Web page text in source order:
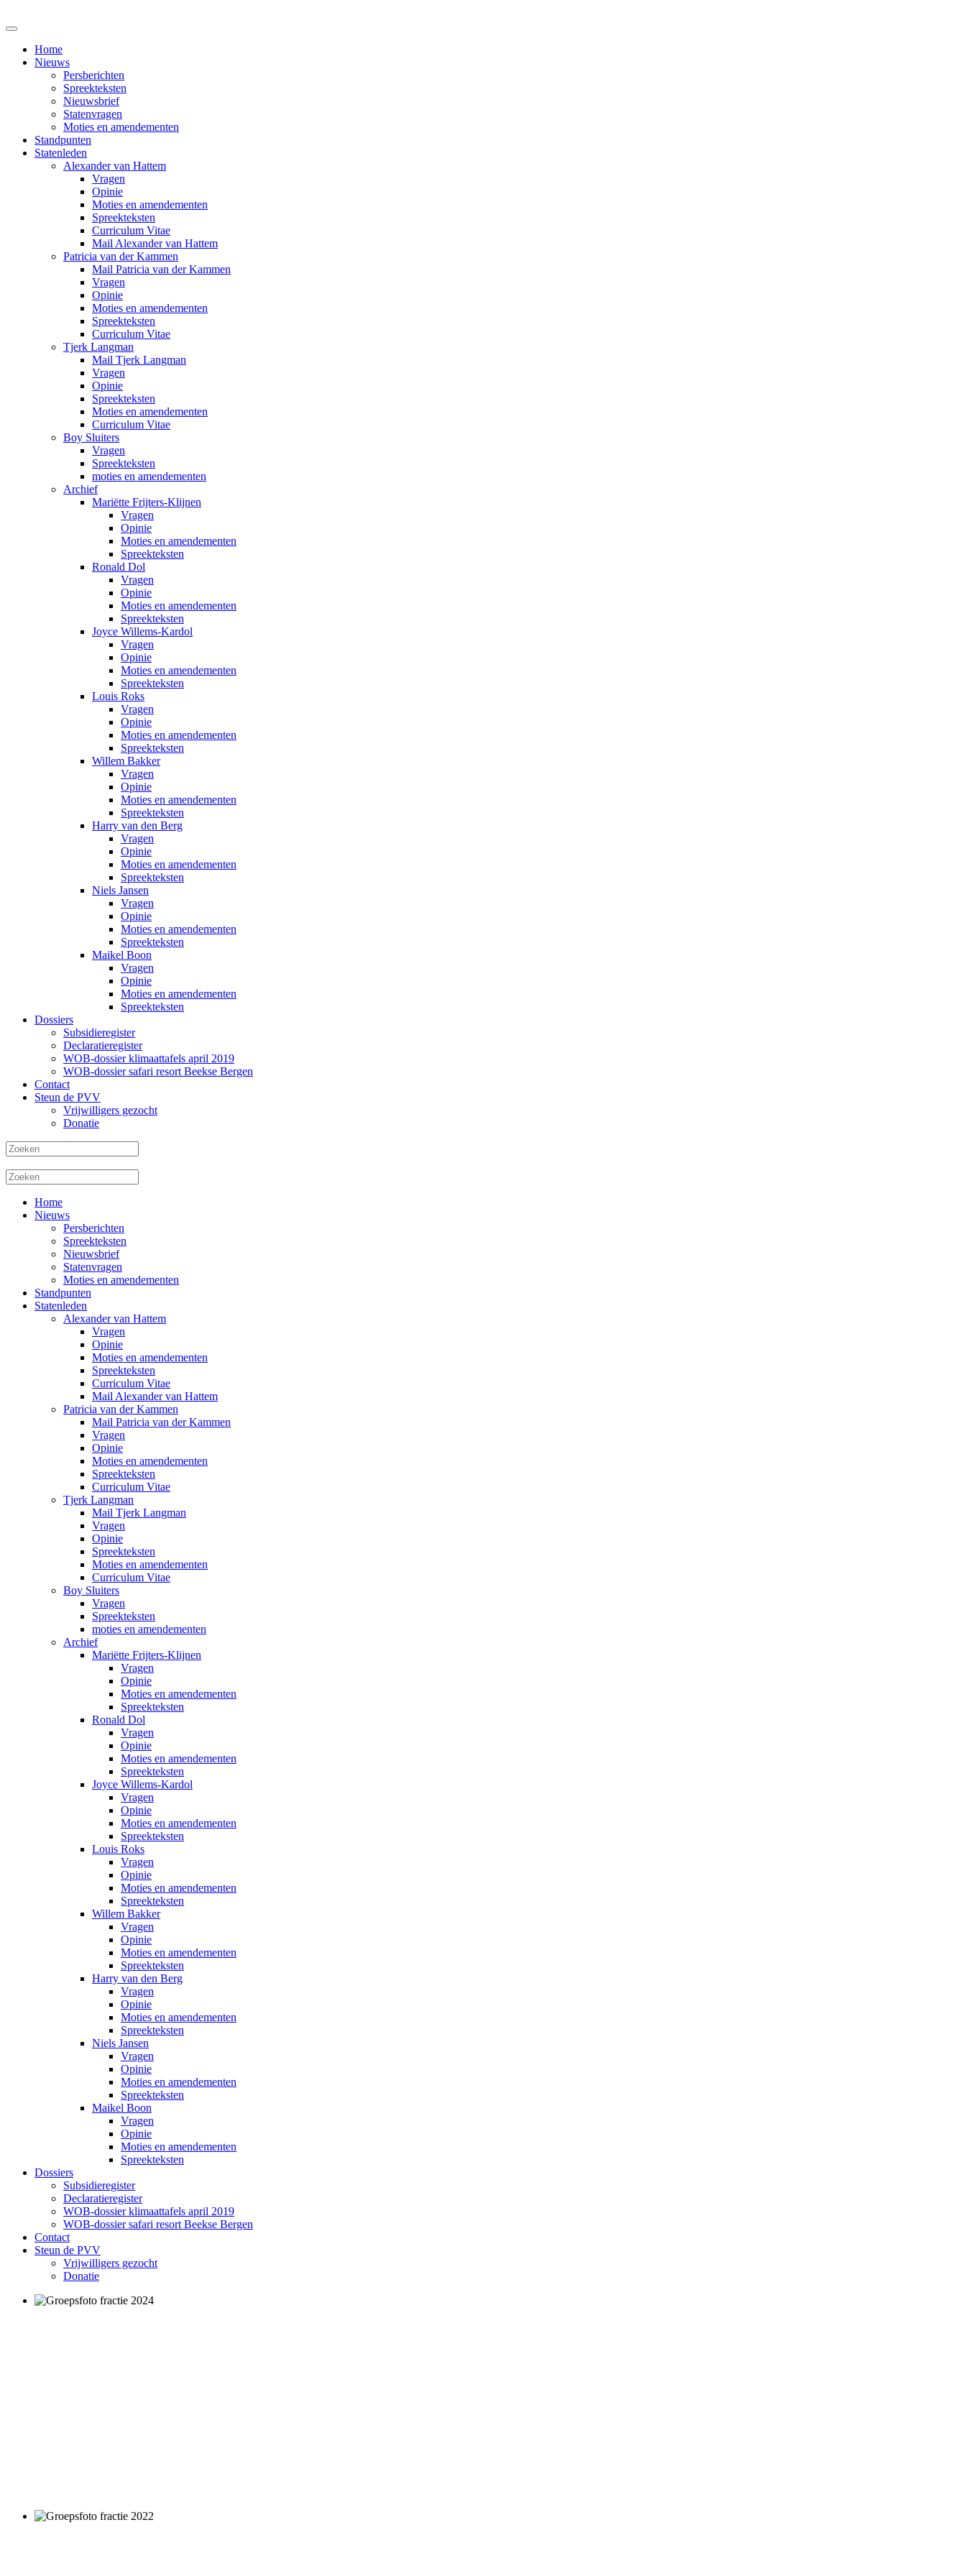
Home
Nieuws
Persberichten
Spreekteksten
Nieuwsbrief
Statenvragen
Moties en amendementen
Standpunten
Statenleden
Alexander van Hattem
Vragen
Opinie
Moties en amendementen
Spreekteksten
Curriculum Vitae
Mail Alexander van Hattem
Patricia van der Kammen
Mail Patricia van der Kammen
Vragen
Opinie
Moties en amendementen
Spreekteksten
Curriculum Vitae
Tjerk Langman
Mail Tjerk Langman
Vragen
Opinie
Spreekteksten
Moties en amendementen
Curriculum Vitae
Boy Sluiters
Vragen
Spreekteksten
moties en amendementen
Archief
Mariëtte Frijters-Klijnen
Vragen
Opinie
Moties en amendementen
Spreekteksten
Ronald Dol
Vragen
Opinie
Moties en amendementen
Spreekteksten
Joyce Willems-Kardol
Vragen
Opinie
Moties en amendementen
Spreekteksten
Louis Roks
Vragen
Opinie
Moties en amendementen
Spreekteksten
Willem Bakker
Vragen
Opinie
Moties en amendementen
Spreekteksten
Harry van den Berg
Vragen
Opinie
Moties en amendementen
Spreekteksten
Niels Jansen
Vragen
Opinie
Moties en amendementen
Spreekteksten
Maikel Boon
Vragen
Opinie
Moties en amendementen
Spreekteksten
Dossiers
Subsidieregister
Declaratieregister
WOB-dossier klimaattafels april 2019
WOB-dossier safari resort Beekse Bergen
Contact
Steun de PVV
Vrijwilligers gezocht
Donatie
Home
Nieuws
Persberichten
Spreekteksten
Nieuwsbrief
Statenvragen
Moties en amendementen
Standpunten
Statenleden
Alexander van Hattem
Vragen
Opinie
Moties en amendementen
Spreekteksten
Curriculum Vitae
Mail Alexander van Hattem
Patricia van der Kammen
Mail Patricia van der Kammen
Vragen
Opinie
Moties en amendementen
Spreekteksten
Curriculum Vitae
Tjerk Langman
Mail Tjerk Langman
Vragen
Opinie
Spreekteksten
Moties en amendementen
Curriculum Vitae
Boy Sluiters
Vragen
Spreekteksten
moties en amendementen
Archief
Mariëtte Frijters-Klijnen
Vragen
Opinie
Moties en amendementen
Spreekteksten
Ronald Dol
Vragen
Opinie
Moties en amendementen
Spreekteksten
Joyce Willems-Kardol
Vragen
Opinie
Moties en amendementen
Spreekteksten
Louis Roks
Vragen
Opinie
Moties en amendementen
Spreekteksten
Willem Bakker
Vragen
Opinie
Moties en amendementen
Spreekteksten
Harry van den Berg
Vragen
Opinie
Moties en amendementen
Spreekteksten
Niels Jansen
Vragen
Opinie
Moties en amendementen
Spreekteksten
Maikel Boon
Vragen
Opinie
Moties en amendementen
Spreekteksten
Dossiers
Subsidieregister
Declaratieregister
WOB-dossier klimaattafels april 2019
WOB-dossier safari resort Beekse Bergen
Contact
Steun de PVV
Vrijwilligers gezocht
Donatie